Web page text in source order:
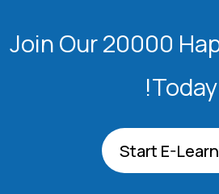
Join Our 20000
Today!
Start E-